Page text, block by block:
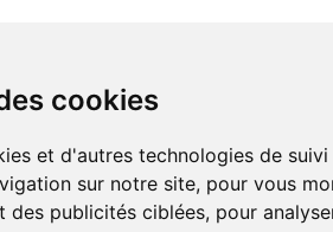
cookies
et d'autres technologies de
sur notre site, pour vous
des publicités ciblées, pour